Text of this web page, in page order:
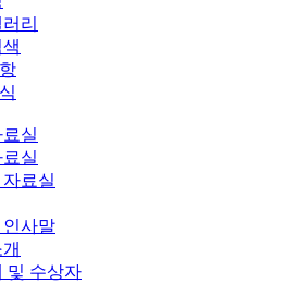
리
실
실
료실
인사말
및 수상자